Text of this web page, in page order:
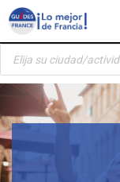
Panel de gestión de
Skip
content
Búsqueda
productos